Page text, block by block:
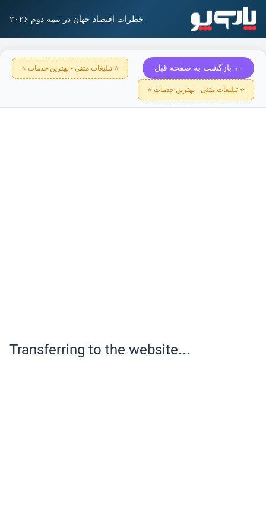
خطرات اقتصاد جهان در نیمه دوم ۲۰۲۶
← بازگشت به صفحه قبل ⭐ تبلیغات متنی - بهترین خدمات ⭐
⭐ تبلیغات متنی - بهترین خدمات ⭐